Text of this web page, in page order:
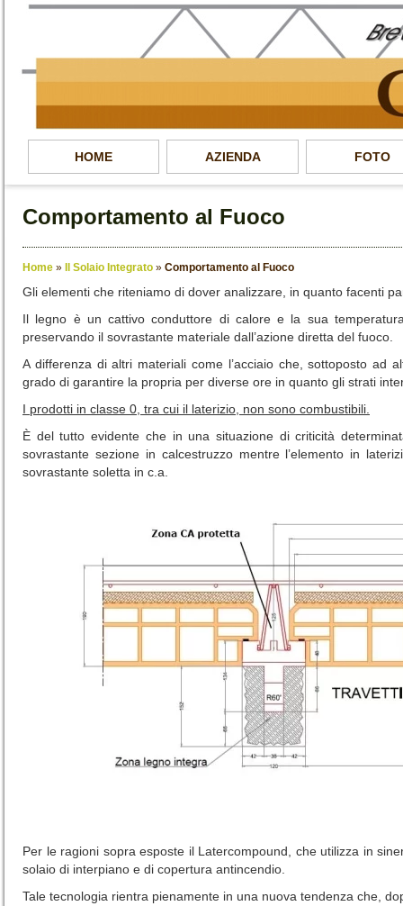
HOME AZIENDA FOTO
Comportamento al Fuoco
Home » Il Solaio Integrato » Comportamento al Fuoco
Gli elementi che riteniamo di dover analizzare, in quanto facenti
Il legno è un cattivo conduttore di calore e la sua
preservando il sovrastante materiale dall’azione diretta del fuoco.
A differenza di altri materiali come l’acciaio che, sottoposto ad
grado di garantire la propria per diverse ore in quanto gli strati
I prodotti in classe 0, tra cui il laterizio, non sono combustibili.
È del tutto evidente che in una situazione di criticità
sovrastante sezione in calcestruzzo mentre l’elemento in
sovrastante soletta in c.a.
Per le ragioni sopra esposte il Latercompound, che utilizza in
solaio di interpiano e di copertura antincendio.
Tale tecnologia rientra pienamente in una nuova tendenza che,